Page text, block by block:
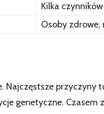
Kilka
Osoby zdrowe,
Najczęstsze przyczyny
genetyczne.